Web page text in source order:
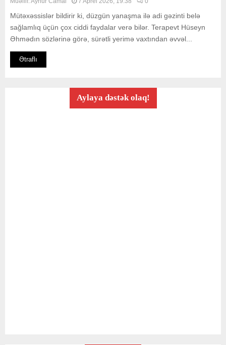
Mütəxəssislər bildirir ki, düzgün yanaşma ilə adi gəzinti belə
sağlamlıq üçün çox ciddi faydalar verə bilər. Terapevt Hüseyn
Əhmədın sözlərinə görə, sürətli yerimə vaxtından əvvəl...
Ətraflı
Aylaya dəstək olaq!